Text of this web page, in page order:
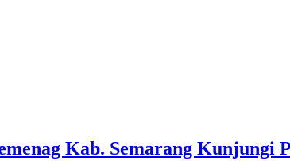
Kab. Semarang Kunjungi